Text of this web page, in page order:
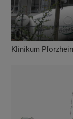
Klinikum